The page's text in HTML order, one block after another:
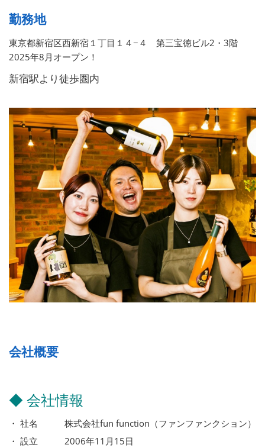
勤務地
東京都新宿区西新宿１丁目１４−４ 第三宝徳ビル2・3階
2025年8月オープン！
新宿駅より徒歩圏内
会社概要
◆ 会社情報
・ 社名 株式会社fun function（ファンファンクション）
・ 設立 2006年11月15日